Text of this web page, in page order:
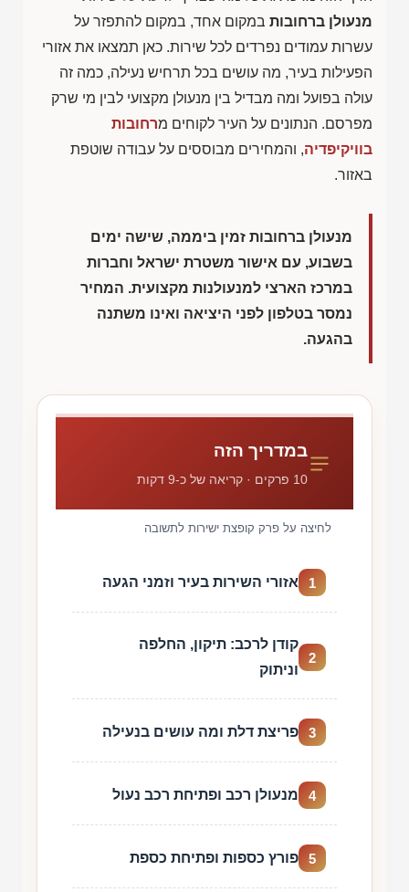
מנעולן ברחובות במקום אחד, במקום להתפזר על
עשרות עמודים נפרדים לכל שירות. כאן תמצאו את אזורי
הפעילות בעיר, מה עושים בכל תרחיש נעילה, כמה זה
עולה בפועל ומה מבדיל בין מנעולן מקצועי לבין מי שרק
מפרסם. הנתונים על העיר לקוחים מרחובות
בוויקיפדיה, והמחירים מבוססים על עבודה שוטפת
באזור.
מנעולן ברחובות זמין ביממה, שישה ימים
בשבוע, עם אישור משטרת ישראל וחברות
במרכז הארצי למנעולנות מקצועית. המחיר
נמסר בטלפון לפני היציאה ואינו משתנה
בהגעה.
במדריך הזה
10 פרקים · קריאה של כ-9 דקות
לחיצה על פרק קופצת ישירות לתשובה
1 אזורי השירות בעיר וזמני הגעה
2
קודן לרכב: תיקון, החלפה
וניתוק
3 פריצת דלת ומה עושים בנעילה
4 מנעולן רכב ופתיחת רכב נעול
5 פורץ כספות ופתיחת כספת